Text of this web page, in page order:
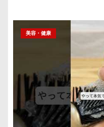
美容・健康